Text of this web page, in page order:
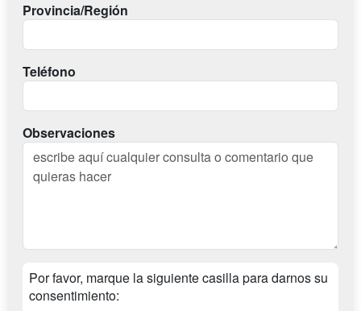
Provincia/Región
Teléfono
Observaciones
Por favor, marque la siguiente casilla para darnos su
consentimiento: